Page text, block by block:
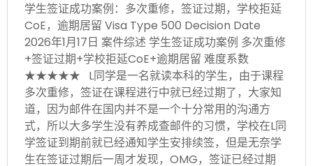
学生签证成功案例：多次重修，签证过期，学校拒延
CoE，逾期居留 Visa Type 500 Decision Date
2026年1月17日 案件综述 学生签证成功案例 多次重修
+签证过期+学校拒延CoE+逾期居留 难度系数
★★★★★ L同学是一名就读本科的学生，由于课程
多次重修，签证在课程进行中就已经过期了，大家知
道，因为邮件在国内并不是一个十分常用的沟通方
式，所以大多学生没有养成查邮件的习惯，学校在L同
学签证到期前就已经通知学生安排续签，但是无奈学
生在签证过期后一周才发现，OMG，签证已经过期